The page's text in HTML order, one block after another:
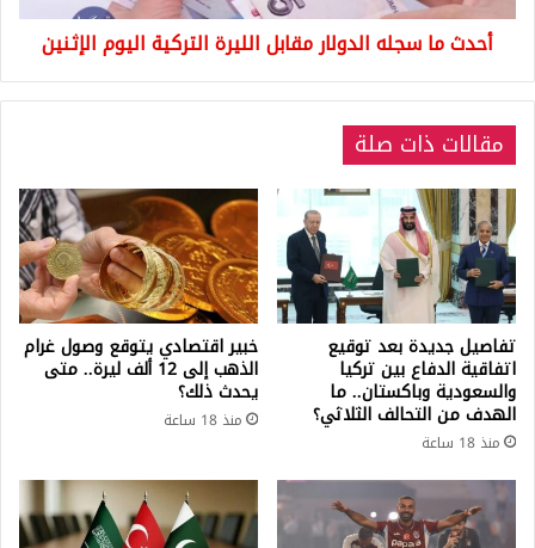
الإثنين
أحدث ما سجله الدولار مقابل الليرة التركية اليوم الإثنين
مقالات ذات صلة
تفاصيل جديدة بعد توقيع
اتفاقية الدفاع بين تركيا
والسعودية وباكستان.. ما
الهدف من التحالف الثلاثي؟
منذ 18 ساعة
خبير اقتصادي يتوقع وصول غرام
الذهب إلى 12 ألف ليرة.. متى
يحدث ذلك؟
منذ 18 ساعة